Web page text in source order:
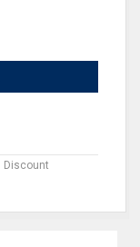
Discount